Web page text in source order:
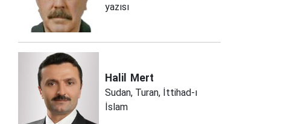
yazısı
Halil Mert
Sudan, Turan, İttihad-ı
İslam